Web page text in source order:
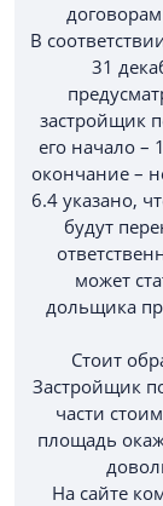
договорам
В
31
застройщик
его начало –
окончание –
6.4 указано,
будут
может
дольщика
Стоит
Застройщик
части
площадь
На сайте